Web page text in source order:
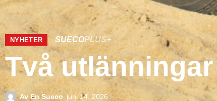
NYHETER SUECOPLUS+
Två
Av En Sueco juni 14, 2026